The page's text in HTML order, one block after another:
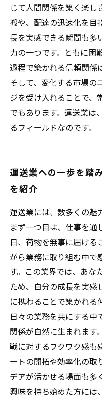
じて人間関係を築く楽し
搬や、配達の迅速化を目
長を実感できる瞬間も多
力の一つです。ともに困
過程で築かれる信頼関係
そして、変化する市場の
ジを受け入れることで、
でもあります。運送業は
るフィールドなのです。
運送業への一歩を踏
を紹介
運送業には、数多くの魅
まず一つ目は、仕事を通
日、荷物を無事に届ける
がら業務に取り組む中で
す。この業界では、あな
ため、自分の成長を実感
に携わることで築かれる
日々の業務を共にする中
関係が自然に生まれます
戦に対するワクワク感も
ートの開拓や効率化の取
デアが活かせる場面も多
興味を持ち始めた方には